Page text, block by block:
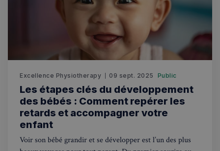
Excellence Physiotherapy 09 sept. 2025 Public
Les étapes clés du développement
des bébés : Comment repérer les
retards et accompagner votre
enfant
Voir son bébé grandir et se développer est l’un des plus